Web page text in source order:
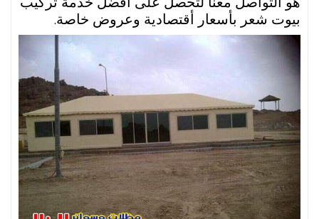
بيوت شعر بأسعار أقتصادية وعروض خاصة.